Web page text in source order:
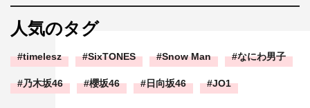
人気のタグ
timelesz SixTONES Snow Man なにわ男子
乃木坂46 櫻坂46 日向坂46 JO1